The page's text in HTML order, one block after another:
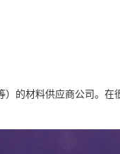
的材料供应商公司。在